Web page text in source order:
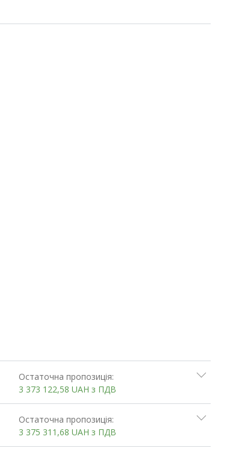
Остаточна пропозиція:
3 373 122,58UAHз ПДВ
Остаточна пропозиція:
3 375 311,68UAHз ПДВ